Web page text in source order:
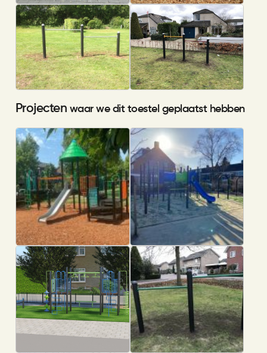
Projecten waar we dit toestel geplaatst hebben
Speeltoestellen toegevoegd
aan speeltuin Pauwoog
Hoogeveen
Multifunctioneel speeltoestel
op schoolplein De Rietakker in
De Bilt